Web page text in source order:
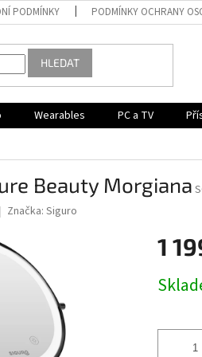
PODMÍNKY PODMÍNKY OCHRANY
HLEDAT
Wearables PC a TV
Beauty Morgiana
Značka: Siguro
1
cena: